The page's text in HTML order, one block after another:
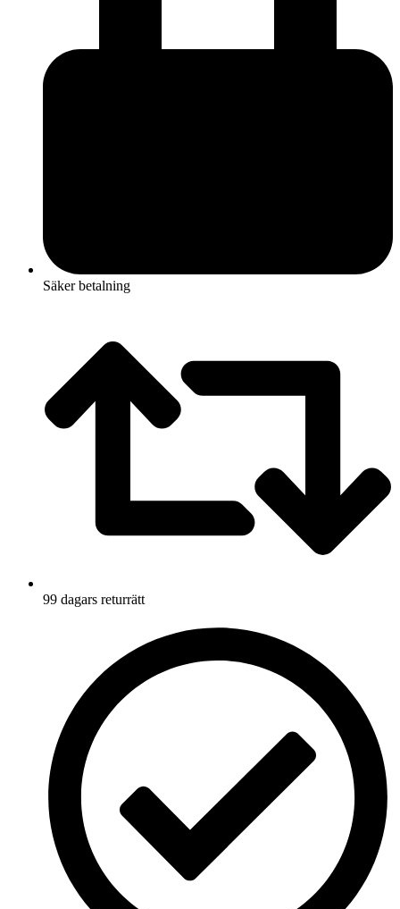
Säker betalning
99 dagars returrätt